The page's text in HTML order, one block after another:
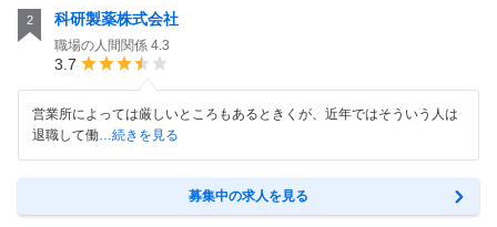
2 科研製薬株式会社
職場の人間関係 4.3
3.7
営業所によっては厳しいところもあるときくが、近年ではそういう人は
退職して働…続きを見る
募集中の求人を見る